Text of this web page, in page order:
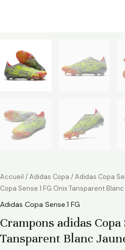
Accueil /Adidas Copa /Adidas Copa
Copa Sense.1 FG Onix Tansparent
Adidas Copa Sense.1 FG
Crampons adidas Copa
Tansparent Blanc